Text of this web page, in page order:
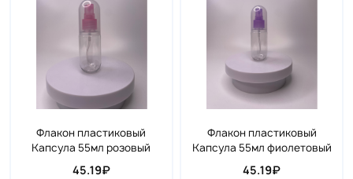
Флакон пластиковый
Капсула 55мл розовый
45.19₽
Флакон пластиковый
Капсула 55мл фиолетовый
45.19₽